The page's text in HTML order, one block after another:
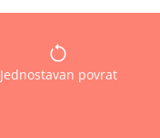
Jednostavan povrat